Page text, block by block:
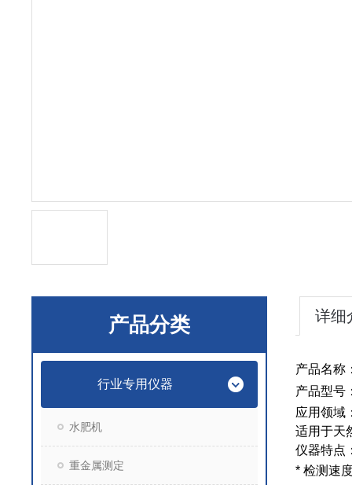
产品分类
行业专用仪器
水肥机
重金属测定
详细
产品名称
产品型号
应用领域
适用于天
仪器特点
* 检测速